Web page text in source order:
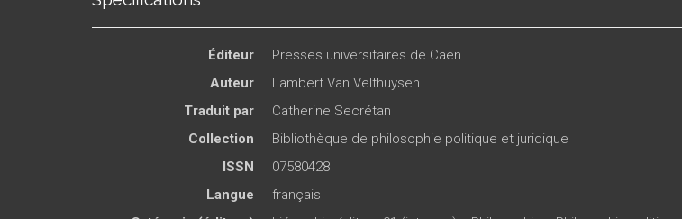
Éditeur
Presses universitaires de Caen
Auteur
Lambert Van Velthuysen
Traduit par
Catherine Secrétan
Collection
Bibliothèque de philosophie politique et juridique
ISSN
07580428
Langue
français